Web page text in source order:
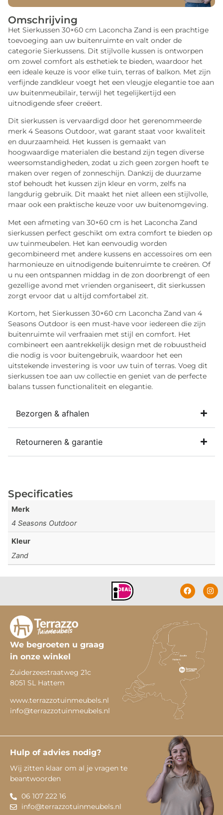
Omschrijving
Het Sierkussen 30×60 cm Laconcha Zand is een prachtige
toevoeging aan uw buitenruimte en valt onder de
categorie Sierkussens. Dit stijlvolle kussen is ontworpen
om zowel comfort als esthetiek te bieden, waardoor het
een ideale keuze is voor elke tuin, terras of balkon. Met zijn
verfijnde zandkleur voegt het een vleugje elegantie toe aan
uw buitenmeubilair, terwijl het tegelijkertijd een
uitnodigende sfeer creëert.
Dit sierkussen is vervaardigd door het gerenommeerde
merk 4 Seasons Outdoor, wat garant staat voor kwaliteit
en duurzaamheid. Het kussen is gemaakt van
hoogwaardige materialen die bestand zijn tegen diverse
weersomstandigheden, zodat u zich geen zorgen hoeft te
maken over regen of zonneschijn. Dankzij de duurzame
stof behoudt het kussen zijn kleur en vorm, zelfs na
langdurig gebruik. Dit maakt het niet alleen een stijlvolle,
maar ook een praktische keuze voor uw buitenomgeving.
Met een afmeting van 30×60 cm is het Laconcha Zand
sierkussen perfect geschikt om extra comfort te bieden op
uw tuinmeubelen. Het kan eenvoudig worden
gecombineerd met andere kussens en accessoires om een
harmonieuze en uitnodigende buitenruimte te creëren. Of
u nu een ontspannen middag in de zon doorbrengt of een
gezellige avond met vrienden organiseert, dit sierkussen
zorgt ervoor dat u altijd comfortabel zit.
Kortom, het Sierkussen 30×60 cm Laconcha Zand van 4
Seasons Outdoor is een must-have voor iedereen die zijn
buitenruimte wil verfraaien met stijl en comfort. Het
combineert een aantrekkelijk design met de robuustheid
die nodig is voor buitengebruik, waardoor het een
uitstekende investering is voor uw tuin of terras. Voeg dit
sierkussen toe aan uw collectie en geniet van de perfecte
balans tussen functionaliteit en elegantie.
Bezorgen & afhalen
Retourneren & garantie
Specificaties
Merk
4 Seasons Outdoor
Kleur
Zand
We begroeten u graag
in onze winkel
Zuiderzeestraatweg 21c
8051 SL Hattem
www.terrazzotuinmeubels.nl
info@terrazzotuinmeubels.nl
Hulp of advies nodig?
Wij zitten klaar om al je vragen te
beantwoorden
06 107 222 16
info@terrazzotuinmeubels.nl